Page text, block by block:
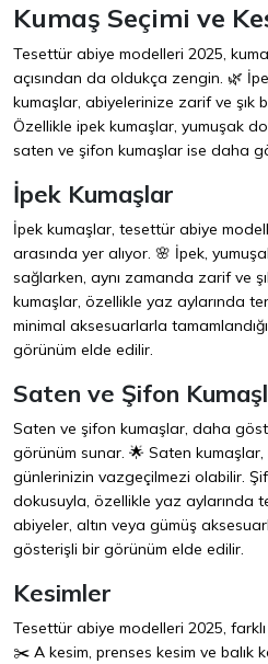
Kumaş Seçimi ve
Tesettür abiye modelleri 2025,
açısından da oldukça zengin. 🌿
kumaşlar, abiyelerinize zarif ve şık
Özellikle ipek kumaşlar, yumuşak
saten ve şifon kumaşlar ise daha
İpek Kumaşlar
İpek kumaşlar, tesettür abiye
arasında yer alıyor. 🌸 İpek,
sağlarken, aynı zamanda zarif ve
kumaşlar, özellikle yaz aylarında
minimal aksesuarlarla
görünüm elde edilir.
Saten ve Şifon
Saten ve şifon kumaşlar, daha
görünüm sunar. 🌟 Saten
günlerinizin vazgeçilmezi olabilir.
dokusuyla, özellikle yaz aylarında
abiyeler, altın veya gümüş
gösterişli bir görünüm elde edilir.
Kesimler
Tesettür abiye modelleri 2025,
✂️ A kesim, prenses kesim ve balık